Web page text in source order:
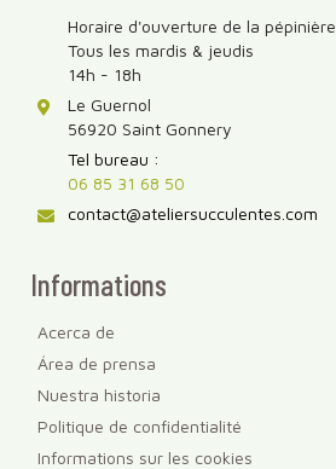
Informations
Acerca de
Área de prensa
Nuestra historia
Politique de confidentialité
Informations sur les cookies
Horaire d'ouverture de la pépinière
Tous les mardis & jeudis
14h - 18h
Le Guernol
56920 Saint Gonnery
Tel bureau :
06 85 31 68 50
contact@ateliersucculentes.com